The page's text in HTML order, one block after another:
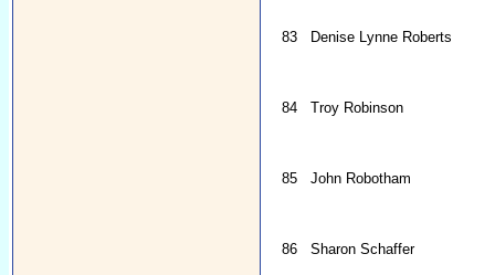
83 Denise Lynne Roberts
84 Troy Robinson
85 John Robotham
86 Sharon Schaffer